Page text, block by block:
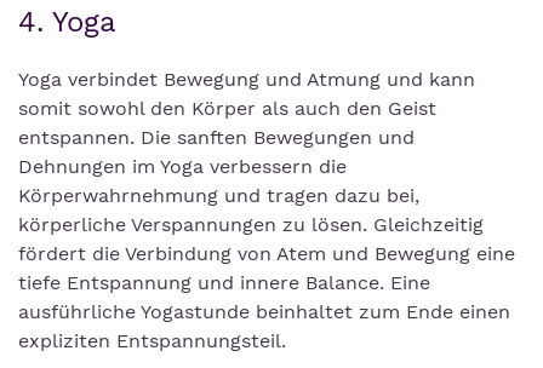
4. Yoga
Yoga verbindet Bewegung und Atmung und kann
somit sowohl den Körper als auch den Geist
entspannen. Die sanften Bewegungen und
Dehnungen im Yoga verbessern die
Körperwahrnehmung und tragen dazu bei,
körperliche Verspannungen zu lösen. Gleichzeitig
fördert die Verbindung von Atem und Bewegung eine
tiefe Entspannung und innere Balance. Eine
ausführliche Yogastunde beinhaltet zum Ende einen
expliziten Entspannungsteil.